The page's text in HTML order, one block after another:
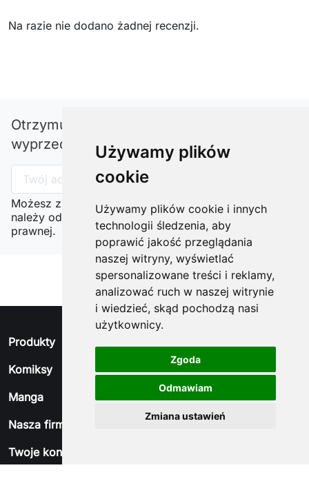
Używamy plików
cookie
Używamy plików cookie i innych
technologii śledzenia, aby
poprawić jakość przeglądania
naszej witryny, wyświetlać
spersonalizowane treści i reklamy,
analizować ruch w naszej witrynie
i wiedzieć, skąd pochodzą nasi
użytkownicy.
Zgoda
Odmawiam
Zmiana ustawień
Na razie nie dodano żadnej recenzji.
Otrzymuj informację o nowościach i
wyprzedażach
Możesz zrezygnować w każdej chwili. W tym celu
należy odnaleźć szczegóły w naszej informacji
prawnej.
Produkty
Komiksy
Manga
Nasza firma
Twoje konto